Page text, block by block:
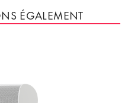
ÉGALEMENT